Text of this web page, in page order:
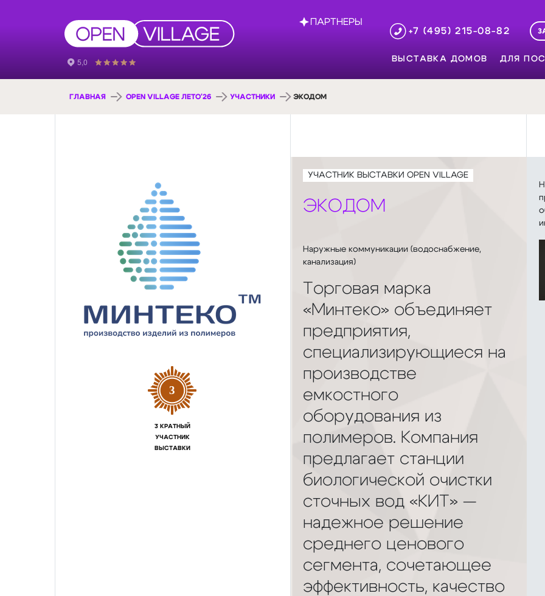
ПАРТНЕРЫ
+7 (495) 215-08-82
ВЫСТАВКА ДОМОВ ДЛЯ
ГЛАВНАЯ OPEN VILLAGE ЛЕТО'26 УЧАСТНИКИ ЭКОДОМ
3
3 КРАТНЫЙ
УЧАСТНИК
ВЫСТАВКИ
УЧАСТНИК ВЫСТАВКИ OPEN VILLAGE
ЭКОДОМ
Наружные коммуникации (водоснабжение,
канализация)
Торговая марка
«Минтеко» объединяет
предприятия,
специализирующиеся на
производстве
емкостного
оборудования из
полимеров. Компания
предлагает станции
биологической очистки
сточных вод «КИТ» —
надежное решение
среднего ценового
сегмента, сочетающее
эффективность, качество